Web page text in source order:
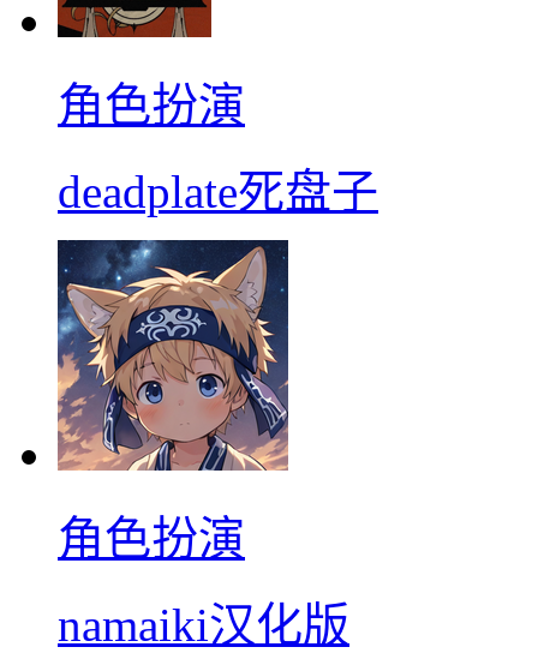
角色扮演
deadplate死盘子
角色扮演
namaiki汉化版